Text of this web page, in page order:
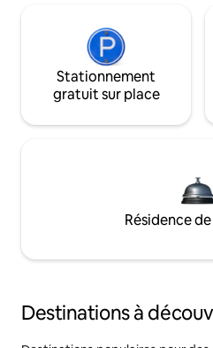
Stationnement
gratuit sur place
Résidence
Destinations à